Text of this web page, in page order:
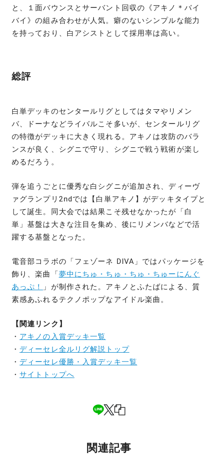
と、１面バウンスとサーバント回収の《アキノ＊バイ
バイ》の組み合わせが人気。癖のないシンプルな能力
を持っており、白アシストとして採用率は高い。
総評
白単デッキのセンタールリグとしてはタマやリメン
バ、ドーナなどライバルこそ多いが、センタールリグ
の特徴がデッキに大きく現れる。アキノは攻防のバラ
ンスが良く、シグニで守り、シグニで戦う戦術が楽し
めるだろう。
弾を追うごとに優秀な白シグニが追加され、ディーヴ
ァグランプリ2ndでは【白単アキノ】がデッキタイプと
して誕生。同大会では結果こそ残せなかったが「白
単」基盤は大きな注目を集め、後にリメンバなどで活
躍する基盤となった。
電音部コラボの「フェゾーネ DIVA」ではパッケージを
飾り、楽曲「夢中にちゅ・ちゅ・ちゅ・ちゅーにんぐ
あっぷ！
」が制作された。アキノとふたばによる、質
素感あふれるテクノポップなアイドル楽曲。
【関連リンク】
・ アキノの入賞デッキ一覧
・ ディーセレ全ルリグ解説トップ
・ ディーセレ優勝・入賞デッキ一覧
・サイトトップへ
関連記事